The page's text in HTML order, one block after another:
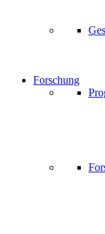
Forschung